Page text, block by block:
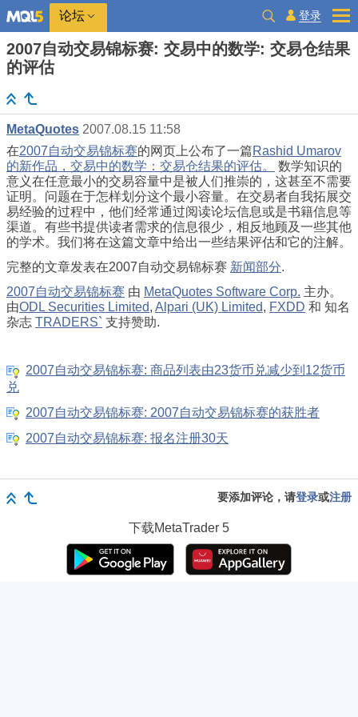
论坛 登录
2007自动交易锦标赛: 交易中的数学: 交易仓结果
的评估
MetaQuotes 2007.08.15 11:58
在2007自动交易锦标赛的网页上公布了一篇Rashid Umarov
的新作品，交易中的数学：交易仓结果的评估。
数学知识的
意义在任意最小的交易容量中是被人们推崇的，这甚至不需要
证明。问题在于怎样划分这个最小容量。在交易者自我拓展交
易经验的过程中，他们经常通过阅读论坛信息或是书籍信息等
渠道。有些书提供读者需求的信息很少，相反地顾及一些其他
的学术。我们将在这篇文章中给出一些结果评估和它的注解。
完整的文章发表在2007自动交易锦标赛 新闻部分.
2007自动交易锦标赛 由 MetaQuotes Software Corp. 主办。
由ODL Securities Limited, Alpari (UK) Limited, FXDD 和 知名
杂志 TRADERS` 支持赞助.
2007自动交易锦标赛: 商品列表由23货币兑减少到12货币
兑
2007自动交易锦标赛: 2007自动交易锦标赛的获胜者
2007自动交易锦标赛: 报名注册30天
要添加评论，请登录或注册
下载MetaTrader 5